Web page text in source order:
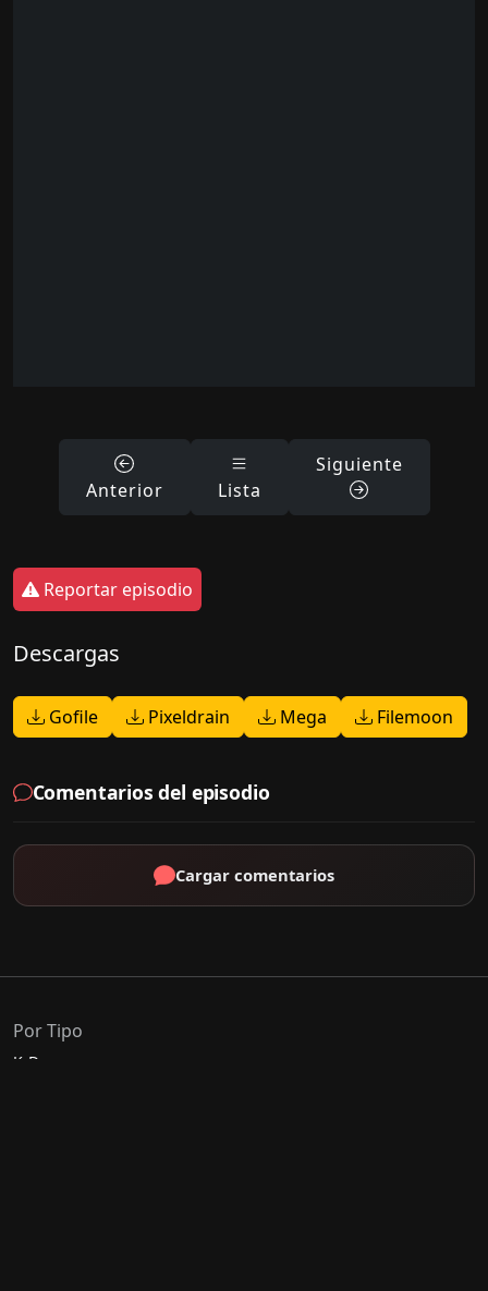
Anterior Lista
Siguiente
Reportar episodio
Descargas
Gofile Pixeldrain Mega Filemoon
Comentarios del episodio
Cargar comentarios
Por Tipo
K-Drama